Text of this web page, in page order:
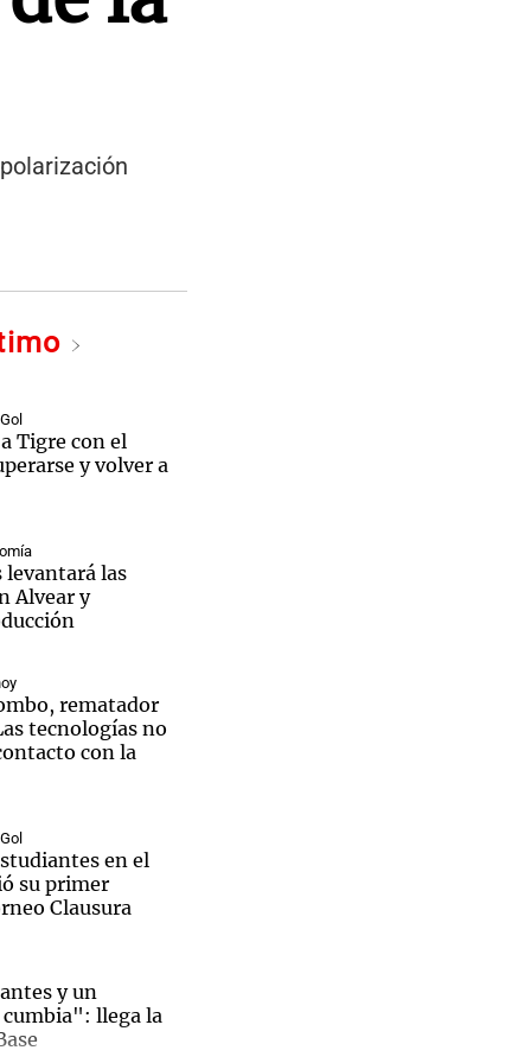
Tigre con el
y volver a
levantará las
Alvear y
rematador
tecnologías no
con la
en el
su primer
Clausura
y un
cumbia": llega la